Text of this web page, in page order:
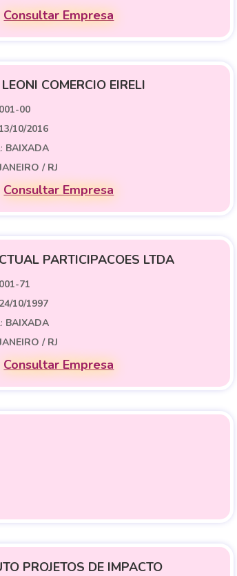
Consultar Empresa
COMERCIO EIRELI
00
13/10/2016
BAIXADA
/ RJ
Consultar Empresa
PARTICIPACOES LTDA
71
24/10/1997
BAIXADA
/ RJ
Consultar Empresa
PROJETOS DE IMPACTO